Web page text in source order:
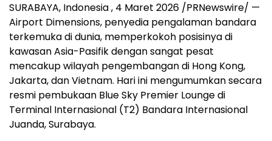
SURABAYA, Indonesia, 4 Maret 2026 /PRNewswire/ —
Airport Dimensions, penyedia pengalaman bandara
terkemuka di dunia, memperkokoh posisinya di
kawasan Asia-Pasifik dengan sangat pesat
mencakup wilayah pengembangan di Hong Kong,
Jakarta, dan Vietnam. Hari ini mengumumkan secara
resmi pembukaan Blue Sky Premier Lounge di
Terminal Internasional (T2) Bandara Internasional
Juanda, Surabaya.